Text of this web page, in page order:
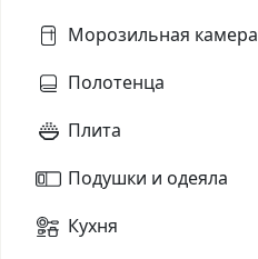
Морозильная камера
Полотенца
Плита
Подушки и одеяла
Кухня